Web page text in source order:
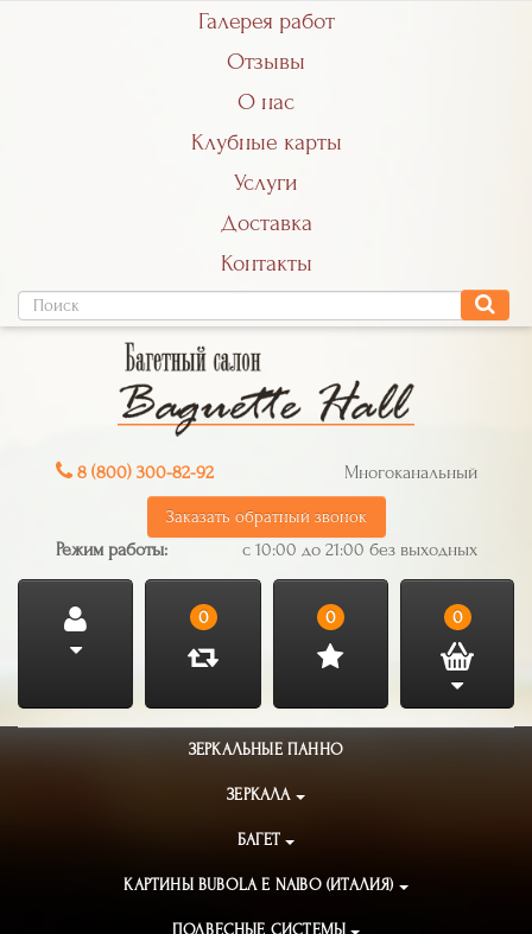
Галерея работ
Отзывы
О нас
Клубные карты
Услуги
Доставка
Контакты
8 (800) 300-82-92 Многоканальный
Заказать обратный звонок
Режим работы: с 10:00 до 21:00 без выходных
0 0 0
ЗЕРКАЛЬНЫЕ ПАННО
ЗЕРКАЛА
БАГЕТ
КАРТИНЫ BUBOLA E NAIBO (ИТАЛИЯ)
ПОДВЕСНЫЕ СИСТЕМЫ